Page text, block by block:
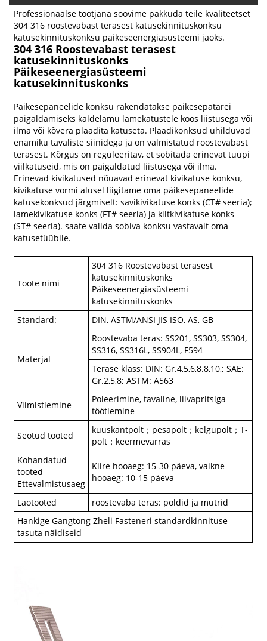
Professionaalse tootjana soovime pakkuda teile kvaliteetset
304 316 roostevabast terasest katusekinnituskonksu
katusekinnituskonksu päikeseenergiasüsteemi jaoks.
304 316 Roostevabast terasest
katusekinnituskonks
Päikeseenergiasüsteemi
katusekinnituskonks
Päikesepaneelide konksu rakendatakse päikesepatarei
paigaldamiseks kaldelamu lamekatustele koos liistusega või
ilma või kõvera plaadita katuseta. Plaadikonksud ühilduvad
enamiku tavaliste siinidega ja on valmistatud roostevabast
terasest. Kõrgus on reguleeritav, et sobitada erinevat tüüpi
viilkatuseid, mis on paigaldatud liistusega või ilma.
Erinevad kivikatused nõuavad erinevat kivikatuse konksu,
kivikatuse vormi alusel liigitame oma päikesepaneelide
katusekonksud järgmiselt: savikivikatuse konks (CT# seeria);
lamekivikatuse konks (FT# seeria) ja kiltkivikatuse konks
(ST# seeria). saate valida sobiva konksu vastavalt oma
katusetüübile.
Toote nimi
304 316 Roostevabast terasest
katusekinnituskonks
Päikeseenergiasüsteemi
katusekinnituskonks
Standard:
DIN, ASTM/ANSI JIS ISO, AS, GB
Materjal
Roostevaba teras: SS201, SS303, SS304,
SS316, SS316L, SS904L, F594
Terase klass: DIN: Gr.4,5,6,8.8,10,; SAE:
Gr.2,5,8; ASTM: A563
Viimistlemine
Poleerimine, tavaline, liivapritsiga
töötlemine
Seotud tooted
kuuskantpolt；pesapolt；kelgupolt；T-
polt；keermevarras
Kohandatud
tooted
Ettevalmistusaeg
Kiire hooaeg: 15-30 päeva, vaikne
hooaeg: 10-15 päeva
Laotooted
roostevaba teras: poldid ja mutrid
Hankige Gangtong Zheli Fasteneri standardkinnituse
tasuta näidiseid